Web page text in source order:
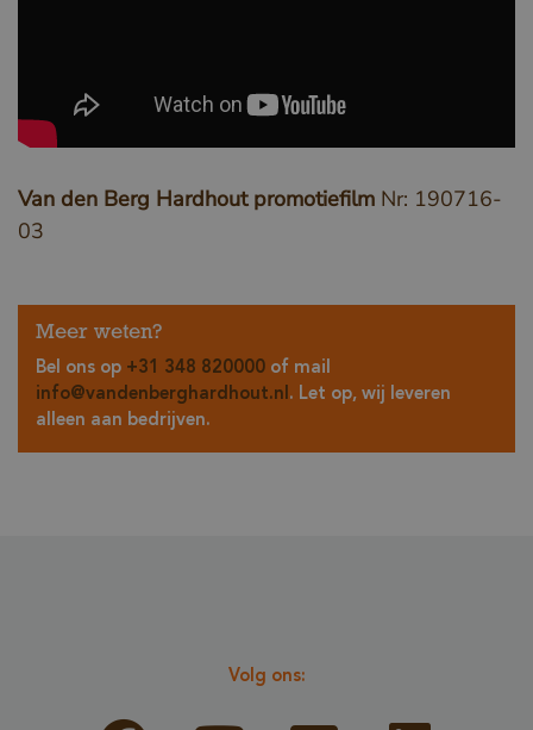
Van den Berg Hardhout promotiefilm Nr: 190716-
03
Meer weten?
Bel ons op +31 348 820000 of mail
info@vandenberghardhout.nl. Let op, wij leveren
alleen aan bedrijven.
Volg ons: